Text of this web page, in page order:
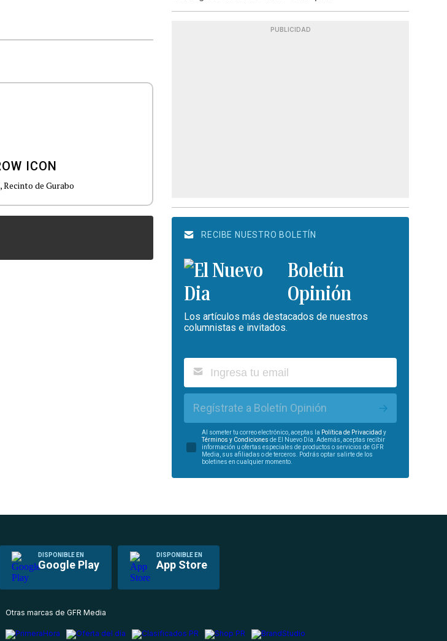
de Gurabo
PUBLICIDAD
RECIBE NUESTRO BOLETÍN
Boletín
Opinión
Los artículos más destacados de nuestros
columnistas e invitados.
Regístrate a Boletín Opinión
Al someter tu correo electrónico, aceptas la Política de Privacidad y
Términos y Condiciones de El Nuevo Día. Además, aceptas recibir
información u ofertas especiales de productos o servicios de GFR
Media, sus afiliadas o de terceros. Podrás optar salirte de los
boletines en cualquier momento.
DISPONIBLE EN
Google Play
DISPONIBLE EN
App Store
Otras marcas de GFR Media